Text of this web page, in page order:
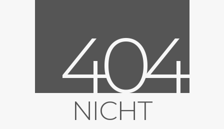
404
NICHT